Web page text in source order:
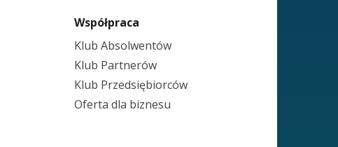
Współpraca
Klub Absolwentów
Klub Partnerów
Klub Przedsiębiorców
Oferta dla biznesu